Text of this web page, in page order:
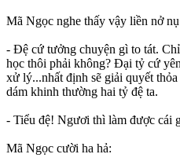
Mã Ngọc nghe thấy vậy liền nở
- Đệ cứ tưởng chuyện gì to tát.
học thôi phải không? Đại tỷ cứ
xử lý...nhất định sẽ giải quyết
dám khinh thường hai tỷ đệ ta.
- Tiểu đệ! Ngươi thì làm được cái
Mã Ngọc cười ha hả: